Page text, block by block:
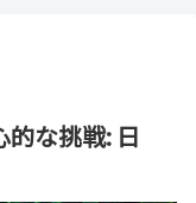
な挑戦: 日